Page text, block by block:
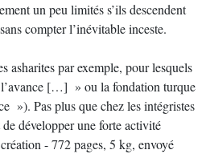
un peu limités s’ils descendent
compter l’inévitable inceste.
asharites par exemple, pour lesquels
l’avance […] » ou la fondation turque
»). Pas plus que chez les intégristes
développer une forte activité
- 772 pages, 5 kg, envoyé